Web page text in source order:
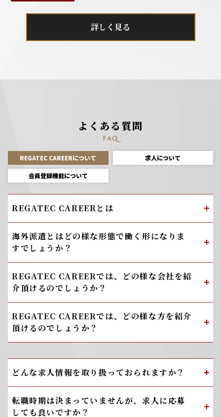
詳しく見る
よくある質問
FAQ
REGATEC CAREERについて 求人について
会員登録機能について
REGATEC CAREERとは
海外派遣とはどの様な形態で働く形になりま
すでしょうか？
REGATEC CAREERでは、どの様な会社を紹
介頂けるのでしょうか？
REGATEC CAREERでは、どの様な方を紹介
頂けるのでしょうか？
どんな求人情報を取り扱っておられますか？
転職時期は決まっていませんが、求人に応募
しても良いですか？